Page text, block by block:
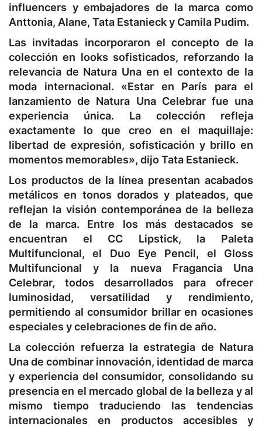
influencers y embajadores de la marca como
Anttonia, Alane, Tata Estanieck y Camila Pudim.
Las invitadas incorporaron el concepto de la
colección en looks sofisticados, reforzando la
relevancia de Natura Una en el contexto de la
moda internacional. «Estar en París para el
lanzamiento de Natura Una Celebrar fue una
experiencia única. La colección refleja
exactamente lo que creo en el maquillaje:
libertad de expresión, sofisticación y brillo en
momentos memorables», dijo Tata Estanieck.
Los productos de la línea presentan acabados
metálicos en tonos dorados y plateados, que
reflejan la visión contemporánea de la belleza
de la marca. Entre los más destacados se
encuentran el CC Lipstick, la Paleta
Multifuncional, el Duo Eye Pencil, el Gloss
Multifuncional y la nueva Fragancia Una
Celebrar, todos desarrollados para ofrecer
luminosidad, versatilidad y rendimiento,
permitiendo al consumidor brillar en ocasiones
especiales y celebraciones de fin de año.
La colección refuerza la estrategia de Natura
Una de combinar innovación, identidad de marca
y experiencia del consumidor, consolidando su
presencia en el mercado global de la belleza y al
mismo tiempo traduciendo las tendencias
internacionales en productos accesibles y